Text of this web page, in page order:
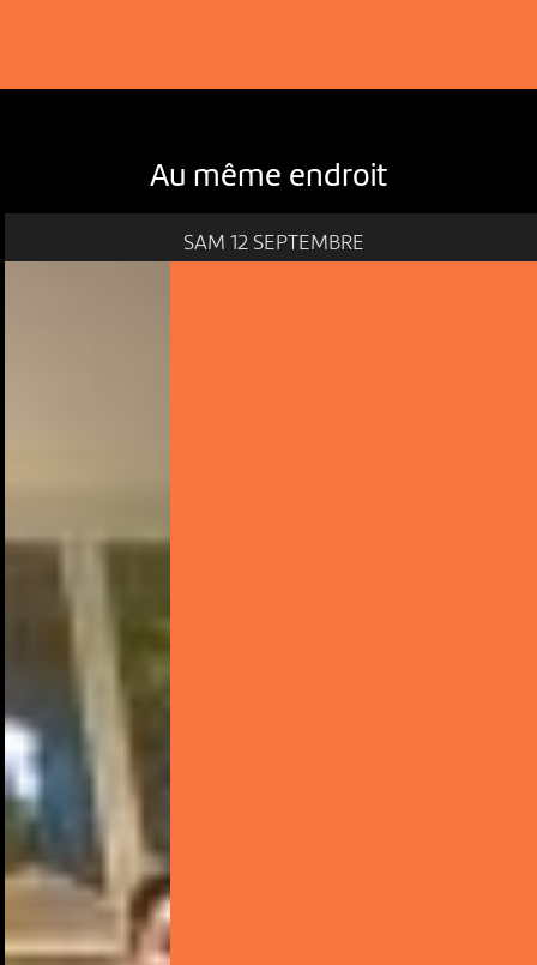
Au même endroit
SAM 12 SEPTEMBRE